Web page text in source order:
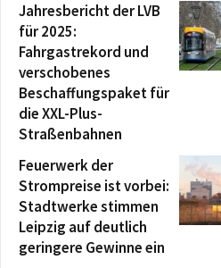
Jahresbericht der LVB
für 2025:
Fahrgastrekord und
verschobenes
Beschaffungspaket für
die XXL-Plus-
Straßenbahnen
Feuerwerk der
Strompreise ist vorbei:
Stadtwerke stimmen
Leipzig auf deutlich
geringere Gewinne ein